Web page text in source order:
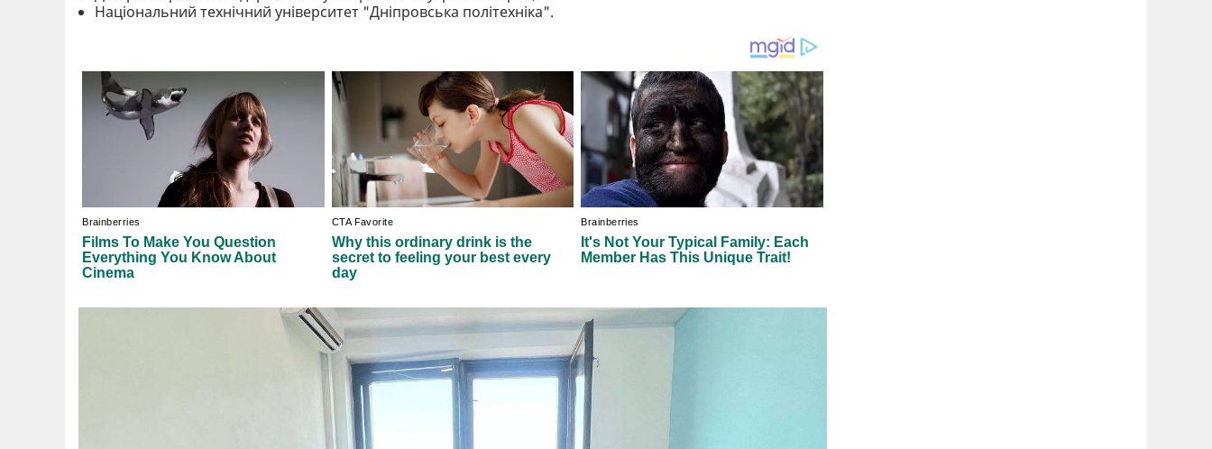
Національний технічний університет "Дніпровська політехніка".